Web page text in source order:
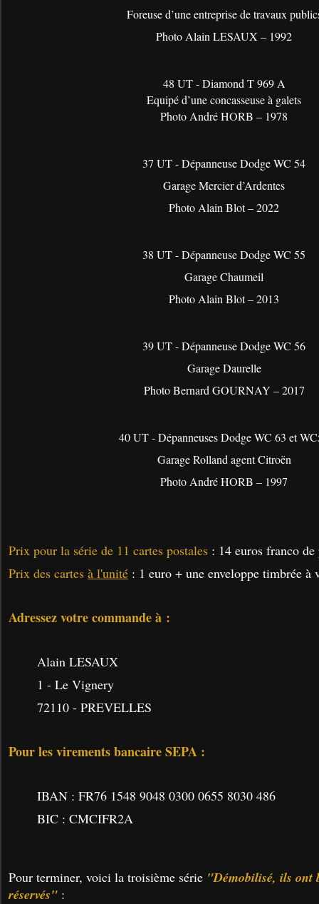
Foreuse d’une entreprise de travaux
Photo Alain LESAUX – 1992
48 UT - Diamond T 969 A
Equipé d’une concasseuse à galets
Photo André HORB – 1978
37 UT - Dépanneuse Dodge WC 54
Garage Mercier d’Ardentes
Photo Alain Blot – 2022
38 UT - Dépanneuse Dodge WC 55
Garage Chaumeil
Photo Alain Blot – 2013
39 UT - Dépanneuse Dodge WC 56
Garage Daurelle
Photo Bernard GOURNAY – 2017
40 UT - Dépanneuses Dodge WC 63 et
Garage Rolland agent Citroën
Photo André HORB – 1997
Prix pour la série de 11 cartes postales : 14 euros franco de
Prix des cartes à l'unité : 1 euro + une enveloppe timbrée à
Adressez votre commande à :
Alain LESAUX
1 - Le Vignery
72110 - PREVELLES
Pour les virements bancaire SEPA :
IBAN : FR76 1548 9048 0300 0655 8030 486
BIC : CMCIFR2A
Pour terminer, voici la troisième série "Démobilisé, ils ont
réservés" :